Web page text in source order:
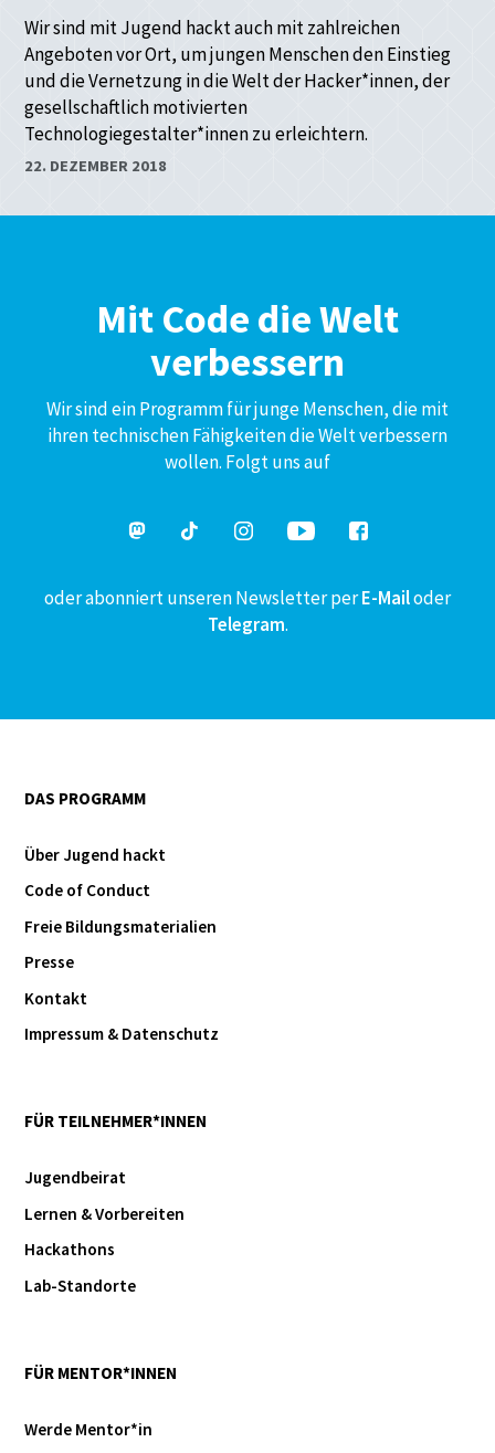
Wir sind mit Jugend hackt auch mit zahlreichen
Angeboten vor Ort, um jungen Menschen den Einstieg
und die Vernetzung in die Welt der Hacker*innen, der
gesellschaftlich motivierten
Technologiegestalter*innen zu erleichtern.
22. DEZEMBER 2018
Mit Code die Welt
verbessern
Wir sind ein Programm für junge Menschen, die mit
ihren technischen Fähigkeiten die Welt verbessern
wollen. Folgt uns auf
oder abonniert unseren Newsletter perE-Mailoder
Telegram.
DAS PROGRAMM
Über Jugend hackt
Code of Conduct
Freie Bildungsmaterialien
Presse
Kontakt
Impressum & Datenschutz
FÜR TEILNEHMER*INNEN
Jugendbeirat
Lernen & Vorbereiten
Hackathons
Lab-Standorte
FÜR MENTOR*INNEN
Werde Mentor*in